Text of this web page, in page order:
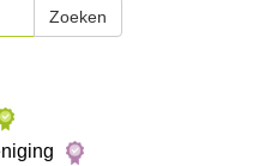
Zoeken